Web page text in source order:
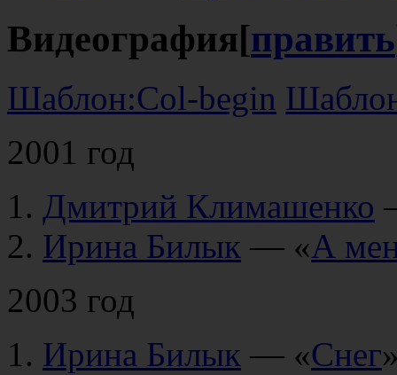
Видеография[править
Шаблон:Col-begin
2001 год
Дмитрий Климашенко
Ирина Билык — «А
2003 год
Ирина Билык — «Снег